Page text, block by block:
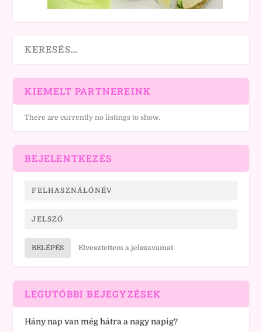
KIEMELT PARTNEREINK
There are currently no listings to show.
BEJELENTKEZÉS
BELÉPÉS Elvesztettem a jelszavamat
LEGUTÓBBI BEJEGYZÉSEK
Hány nap van még hátra a nagy napig?